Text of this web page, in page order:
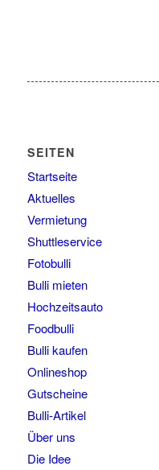
SEITEN
Startseite
Aktuelles
Vermietung
Shuttleservice
Fotobulli
Bulli mieten
Hochzeitsauto
Foodbulli
Bulli kaufen
Onlineshop
Gutscheine
Bulli-Artikel
Über uns
Die Idee